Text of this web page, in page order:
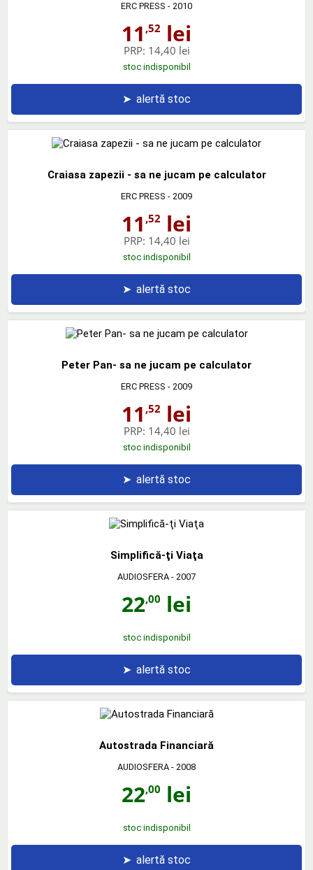
ERC PRESS - 2010
11 ,52 lei
PRP: 14,40 lei
stoc indisponibil
➤ alertă stoc
Craiasa zapezii - sa ne jucam pe calculator
ERC PRESS - 2009
11 ,52 lei
PRP: 14,40 lei
stoc indisponibil
➤ alertă stoc
Peter Pan- sa ne jucam pe calculator
ERC PRESS - 2009
11 ,52 lei
PRP: 14,40 lei
stoc indisponibil
➤ alertă stoc
Simplifică-ţi Viaţa
AUDIOSFERA - 2007
22,00 lei
stoc indisponibil
➤ alertă stoc
Autostrada Financiară
AUDIOSFERA - 2008
22,00 lei
stoc indisponibil
➤ alertă stoc